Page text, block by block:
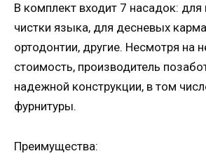
В комплект входит 7 насадок: для
чистки языка, для десневых
ортодонтии, другие. Несмотря на
стоимость, производитель
надежной конструкции, в том
фурнитуры.
Преимущества: